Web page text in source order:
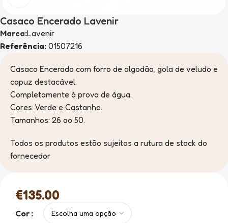
Casaco Encerado Lavenir
Marca:Lavenir
Referência: 01507216
Casaco Encerado com forro de algodão, gola de veludo e
capuz destacável.
Completamente à prova de água.
Cores: Verde e Castanho.
Tamanhos: 26 ao 50.
Todos os produtos estão sujeitos a rutura de stock do
fornecedor
€135.00
Cor